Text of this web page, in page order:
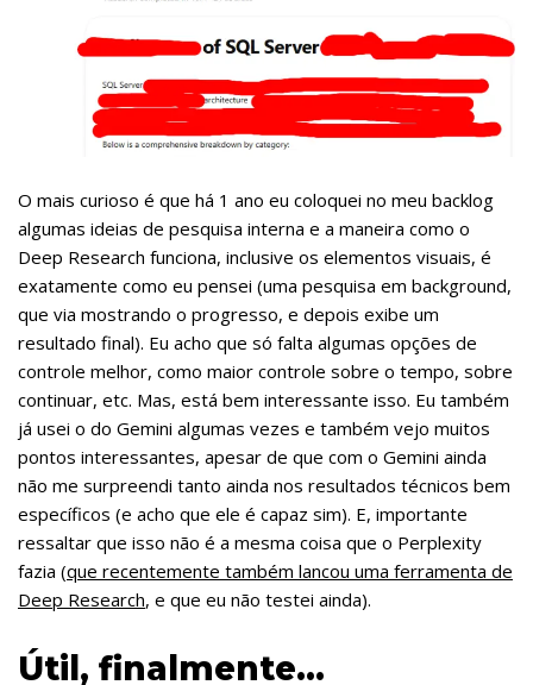
O mais curioso é que há 1 ano eu coloquei no meu backlog
algumas ideias de pesquisa interna e a maneira como o
Deep Research funciona, inclusive os elementos visuais, é
exatamente como eu pensei (uma pesquisa em background,
que via mostrando o progresso, e depois exibe um
resultado final). Eu acho que só falta algumas opções de
controle melhor, como maior controle sobre o tempo, sobre
continuar, etc. Mas, está bem interessante isso. Eu também
já usei o do Gemini algumas vezes e também vejo muitos
pontos interessantes, apesar de que com o Gemini ainda
não me surpreendi tanto ainda nos resultados técnicos bem
específicos (e acho que ele é capaz sim). E, importante
ressaltar que isso não é a mesma coisa que o Perplexity
fazia (que recentemente também lancou uma ferramenta de
Deep Research, e que eu não testei ainda).
Útil, finalmente…